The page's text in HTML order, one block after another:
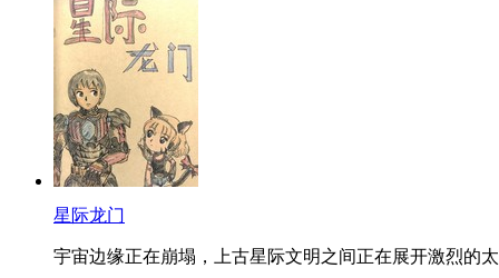
星际龙门
宇宙边缘正在崩塌，上古星际文明之间正在展开激烈的